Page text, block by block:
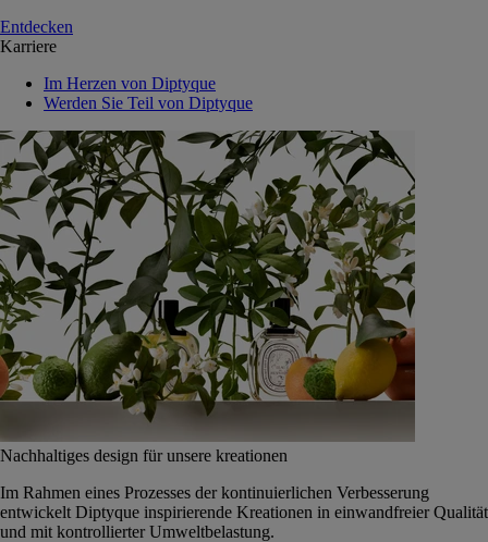
Entdecken
Karriere
Im Herzen von Diptyque
Werden Sie Teil von Diptyque
Nachhaltiges design für unsere kreationen
Im Rahmen eines Prozesses der kontinuierlichen Verbesserung
entwickelt Diptyque inspirierende Kreationen in einwandfreier Qualität
und mit kontrollierter Umweltbelastung.